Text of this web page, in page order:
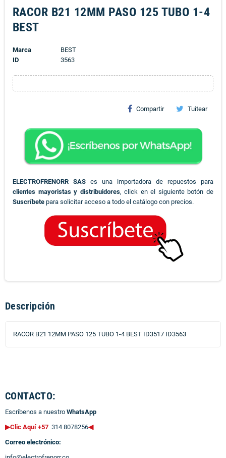
RACOR B21 12MM PASO 125 TUBO 1-4
BEST
Marca
BEST
ID
3563
Compartir Tuitear
ELECTROFRENORR SAS es una importadora de repuestos para
clientes mayoristas y distribuidores, click en el siguiente botón de
Suscríbete para solicitar acceso a todo el catálogo con precios.
Descripción
RACOR B21 12MM PASO 125 TUBO 1-4 BEST ID3517 ID3563
CONTACTO:
Escríbenos a nuestro WhatsApp
▶Clic Aquí +57 314 8078256◀
Correo electrónico: